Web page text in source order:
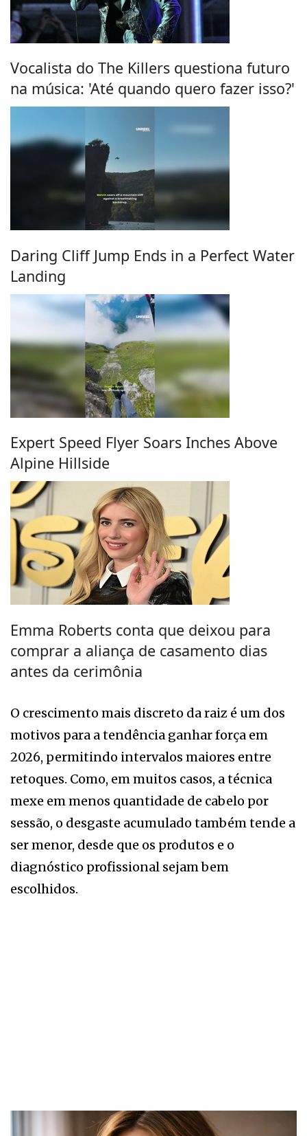
Vocalista do The Killers questiona futuro
na música: 'Até quando quero fazer isso?'
Daring Cliff Jump Ends in a Perfect Water
Landing
Expert Speed Flyer Soars Inches Above
Alpine Hillside
Emma Roberts conta que deixou para
comprar a aliança de casamento dias
antes da cerimônia
O crescimento mais discreto da raiz é um dos
motivos para a tendência ganhar força em
2026, permitindo intervalos maiores entre
retoques. Como, em muitos casos, a técnica
mexe em menos quantidade de cabelo por
sessão, o desgaste acumulado também tende a
ser menor, desde que os produtos e o
diagnóstico profissional sejam bem
escolhidos.